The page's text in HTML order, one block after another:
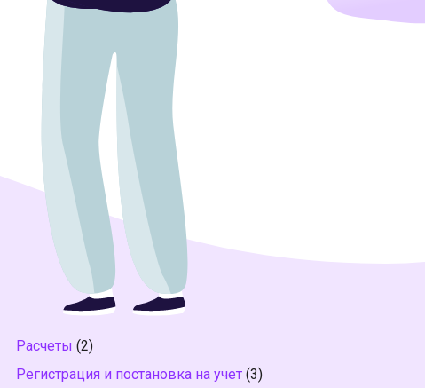
Расчеты (2)
Регистрация и постановка на учет(3)